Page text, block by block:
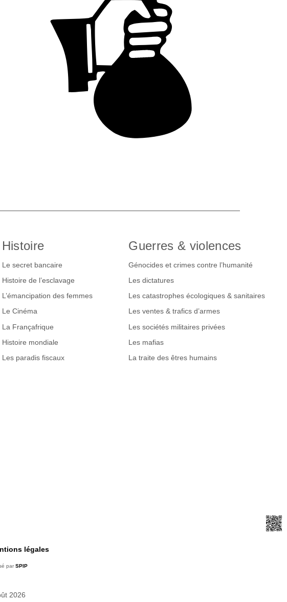
Histoire
Le secret bancaire
Histoire de l’esclavage
L’émancipation des femmes
Le Cinéma
La Françafrique
Histoire mondiale
Les paradis fiscaux
Guerres & violences
Génocides et crimes contre l’humanité
Les dictatures
Les catastrophes écologiques & sanitaires
Les ventes & trafics d’armes
Les sociétés militaires privées
Les mafias
La traite des êtres humains
légales
par SPIP
2026